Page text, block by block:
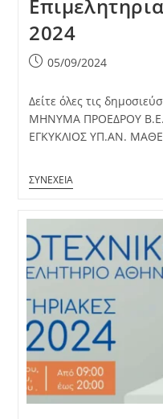
2024
Post05/09/2024
Δείτε όλες τις
ΜΗΝΥΜΑ ΠΡΟΕΔΡΟΥ
ΕΓΚΥΚΛΙΟΣ ΥΠ.ΑΝ.